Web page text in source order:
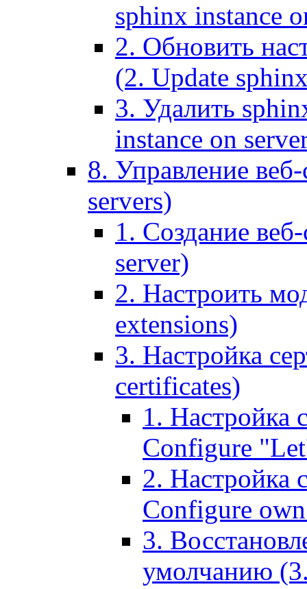
sphinx instance
2. Обновить
(2. Update
3. Удалить
instance on
8. Управление
servers)
1. Создание
server)
2. Настроить
extensions)
3. Настройка
certificates)
1. Настройка
Configure
2. Настройка
Configure
3.
умолчанию